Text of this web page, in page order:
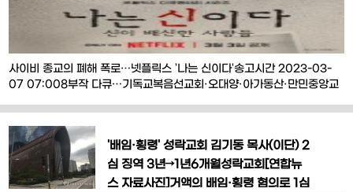
사이비 종교의 폐해 폭로…넷플릭스 '나는 신이다'송고시간 2023-03-
07 07:008부작 다큐…기독교복음선교회·오대양·아가동산·만민중앙교
불편넷플릭스 다큐 '나는 신이다'[넷플릭스 제공. 재판매 및 DB 금지]연
합뉴스제공(시민방송) 남성준 기자 = 넷플릭스가 사이비 종교 교주들의
경악스러운 실체를 폭로한 8부작 다큐멘터리 '
'배임·횡령' 성락교회 김기동 목사(이단) 2
심 징역 3년→1년6개월성락교회[연합뉴
스 자료사진]거액의 배임·횡령 혐의로 1심